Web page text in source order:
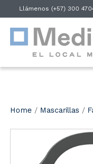
Llámenos (+57) 300
Home / Mascarillas /